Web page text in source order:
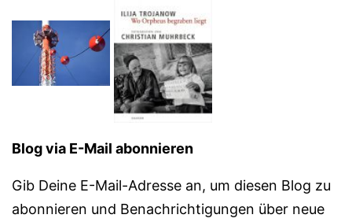
Blog via E-Mail abonnieren
Gib Deine E-Mail-Adresse an, um diesen Blog zu
abonnieren und Benachrichtigungen über neue